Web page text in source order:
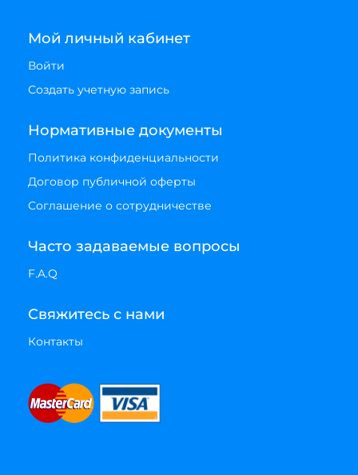
Мой личный кабинет
Войти
Создать учетную запись
Нормативные документы
Политика конфиденциальности
Договор публичной оферты
Соглашение о сотрудничестве
Часто задаваемые вопросы
F.A.Q
Свяжитесь с нами
Контакты